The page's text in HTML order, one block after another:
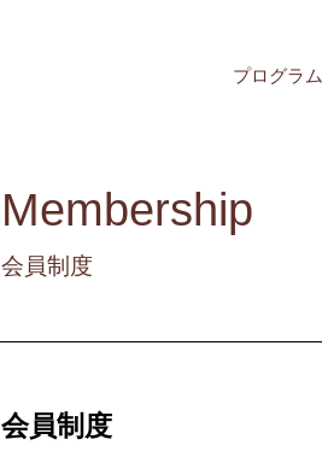
プログラム
Membership
会員制度
会員制度